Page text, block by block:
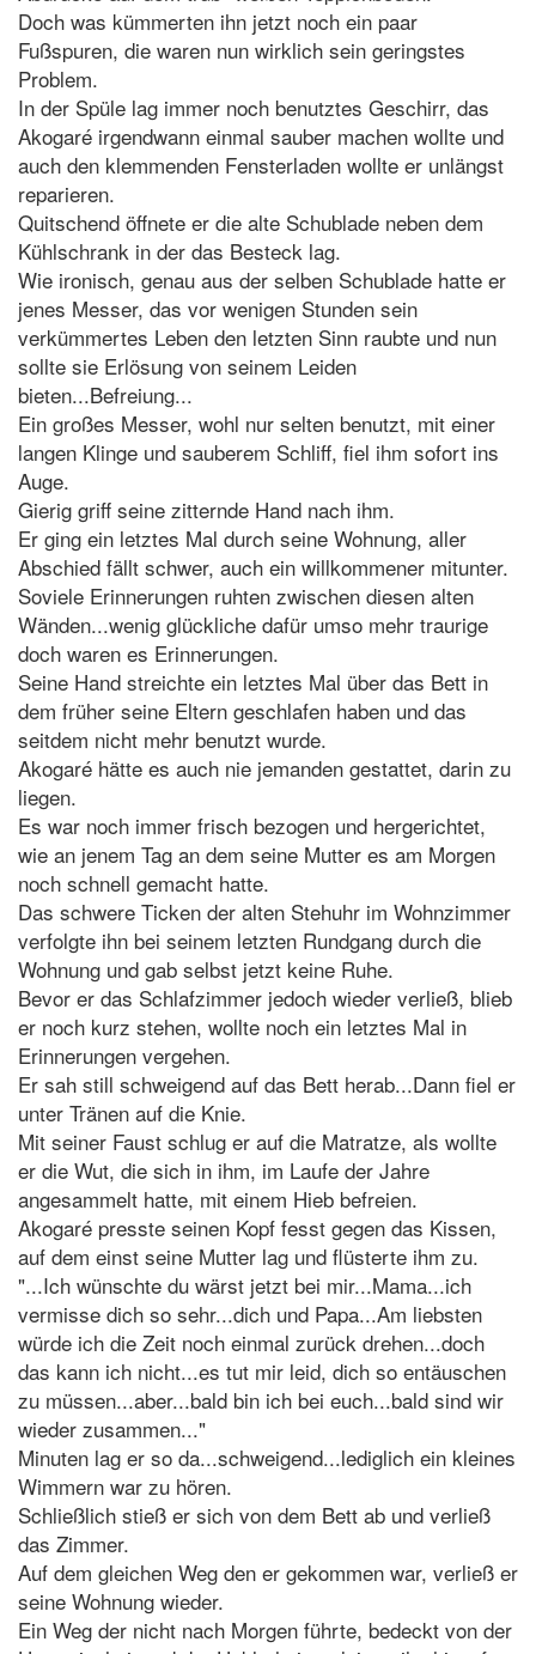
Doch was kümmerten ihn jetzt noch ein paar
Fußspuren, die waren nun wirklich sein geringstes
Problem.
In der Spüle lag immer noch benutztes Geschirr, das
Akogaré irgendwann einmal sauber machen wollte und
auch den klemmenden Fensterladen wollte er unlängst
reparieren.
Quitschend öffnete er die alte Schublade neben dem
Kühlschrank in der das Besteck lag.
Wie ironisch, genau aus der selben Schublade hatte er
jenes Messer, das vor wenigen Stunden sein
verkümmertes Leben den letzten Sinn raubte und nun
sollte sie Erlösung von seinem Leiden
bieten...Befreiung...
Ein großes Messer, wohl nur selten benutzt, mit einer
langen Klinge und sauberem Schliff, fiel ihm sofort ins
Auge.
Gierig griff seine zitternde Hand nach ihm.
Er ging ein letztes Mal durch seine Wohnung, aller
Abschied fällt schwer, auch ein willkommener mitunter.
Soviele Erinnerungen ruhten zwischen diesen alten
Wänden...wenig glückliche dafür umso mehr traurige
doch waren es Erinnerungen.
Seine Hand streichte ein letztes Mal über das Bett in
dem früher seine Eltern geschlafen haben und das
seitdem nicht mehr benutzt wurde.
Akogaré hätte es auch nie jemanden gestattet, darin zu
liegen.
Es war noch immer frisch bezogen und hergerichtet,
wie an jenem Tag an dem seine Mutter es am Morgen
noch schnell gemacht hatte.
Das schwere Ticken der alten Stehuhr im Wohnzimmer
verfolgte ihn bei seinem letzten Rundgang durch die
Wohnung und gab selbst jetzt keine Ruhe.
Bevor er das Schlafzimmer jedoch wieder verließ, blieb
er noch kurz stehen, wollte noch ein letztes Mal in
Erinnerungen vergehen.
Er sah still schweigend auf das Bett herab...Dann fiel er
unter Tränen auf die Knie.
Mit seiner Faust schlug er auf die Matratze, als wollte
er die Wut, die sich in ihm, im Laufe der Jahre
angesammelt hatte, mit einem Hieb befreien.
Akogaré presste seinen Kopf fesst gegen das Kissen,
auf dem einst seine Mutter lag und flüsterte ihm zu.
"...Ich wünschte du wärst jetzt bei mir...Mama...ich
vermisse dich so sehr...dich und Papa...Am liebsten
würde ich die Zeit noch einmal zurück drehen...doch
das kann ich nicht...es tut mir leid, dich so entäuschen
zu müssen...aber...bald bin ich bei euch...bald sind wir
wieder zusammen..."
Minuten lag er so da...schweigend...lediglich ein kleines
Wimmern war zu hören.
Schließlich stieß er sich von dem Bett ab und verließ
das Zimmer.
Auf dem gleichen Weg den er gekommen war, verließ er
seine Wohnung wieder.
Ein Weg der nicht nach Morgen führte, bedeckt von der